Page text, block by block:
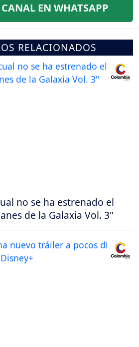
EN WHATSAPP
RELACIONADOS
no se ha estrenado el
de la Galaxia Vol. 3"